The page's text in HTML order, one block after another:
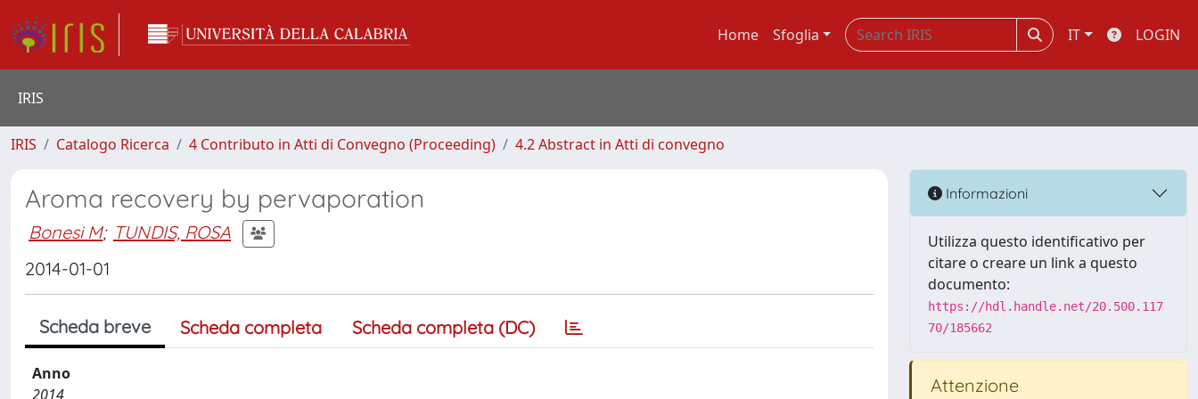
Home Sfoglia IT LOGIN
IRIS
IRIS Catalogo Ricerca 4 Contributo in Atti di Convegno (Proceeding) 4.2 Abstract in Atti di convegno
Aroma recovery by pervaporation
Bonesi M; TUNDIS, ROSA
2014-01-01
Scheda breve Scheda completa Scheda completa (DC)
Anno
2014
Informazioni
Utilizza questo identificativo per
citare o creare un link a questo
documento:
https://hdl.handle.net/20.500.117
70/185662
Attenzione